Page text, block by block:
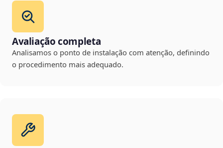
Avaliação completa
Analisamos o ponto de instalação com atenção, definindo
o procedimento mais adequado.